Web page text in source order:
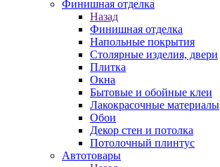
Финишная отделка
Назад
Финишная отделка
Напольные покрытия
Столярные изделия, двери
Плитка
Окна
Бытовые и обойные клеи
Лакокрасочные материалы
Обои
Декор стен и потолка
Потолочный плинтус
Автотовары